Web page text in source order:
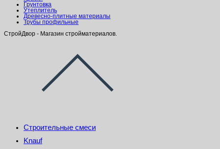
Грунтовка
Утеплитель
Древесно-плитные материалы
Трубы профильные
СтройДвор - Магазин стройматериалов.
Строительные смеси
Knauf